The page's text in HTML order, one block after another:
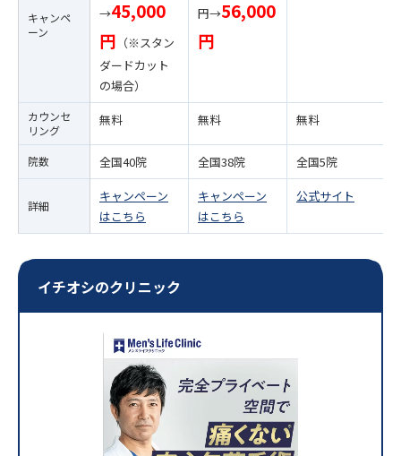
キャンペ
ーン
→45,000
円 （※スタン
ダードカット
の場合）
円→56,000
円
カウンセ
リング
無料 無料 無料
院数 全国40院 全国38院 全国5院
詳細
キャンペーン
はこちら
キャンペーン
はこちら
公式サイト
イチオシのクリニック